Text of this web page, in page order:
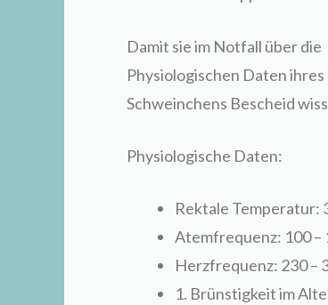
Damit sie im Notfall über die
Physiologischen Daten ihres
Schweinchens Bescheid
Physiologische Daten:
Rektale Temperatur:
Atemfrequenz: 100 –
Herzfrequenz: 230 –
1. Brünstigkeit im